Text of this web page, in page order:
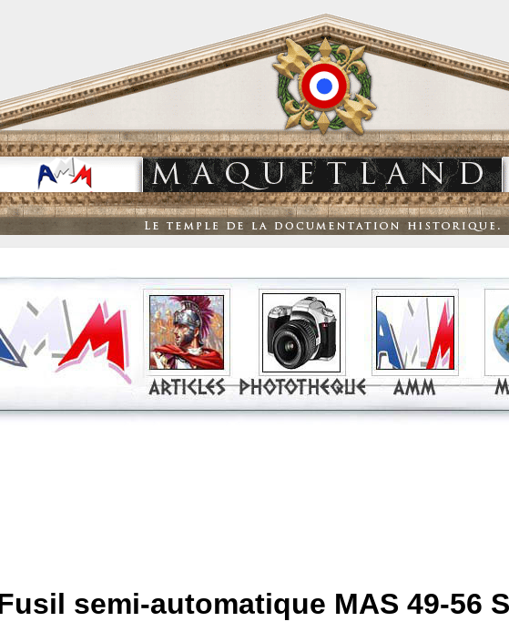
semi-automatique MAS 49-56